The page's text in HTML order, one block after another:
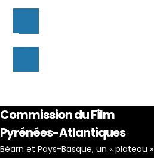
Commission du Film
Pyrénées-Atlantiques
Béarn et Pays-Basque, un « plateau »